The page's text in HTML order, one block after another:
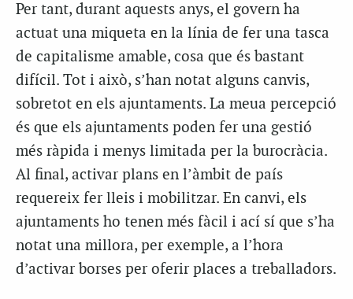
Per tant, durant aquests anys, el govern ha
actuat una miqueta en la línia de fer una tasca
de capitalisme amable, cosa que és bastant
difícil. Tot i això, s’han notat alguns canvis,
sobretot en els ajuntaments. La meua percepció
és que els ajuntaments poden fer una gestió
més ràpida i menys limitada per la burocràcia.
Al final, activar plans en l’àmbit de país
requereix fer lleis i mobilitzar. En canvi, els
ajuntaments ho tenen més fàcil i ací sí que s’ha
notat una millora, per exemple, a l’hora
d’activar borses per oferir places a treballadors.